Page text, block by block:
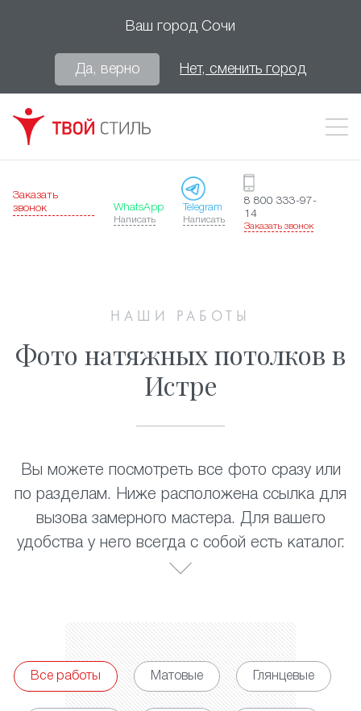
Ваш город Сочи
Да, верно Нет, сменить город
Заказать
звонок
WhatsApp
Написать
Telegram
Написать
8 800 333-97-
14
Заказать звонок
НАШИ РАБОТЫ
Фото натяжных потолков в
Истре
Вы можете посмотреть все фото сразу или
по разделам. Ниже расположена ссылка для
вызова замерного мастера. Для вашего
удобства у него всегда с собой есть каталог.
Все работы Матовые Глянцевые